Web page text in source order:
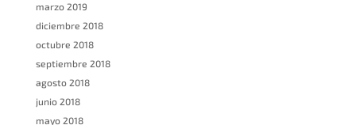
marzo 2019
diciembre 2018
octubre 2018
septiembre 2018
agosto 2018
junio 2018
mayo 2018